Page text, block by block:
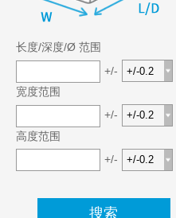
长度/深度/Ø 范围
+/-
宽度范围
+/-
高度范围
+/-